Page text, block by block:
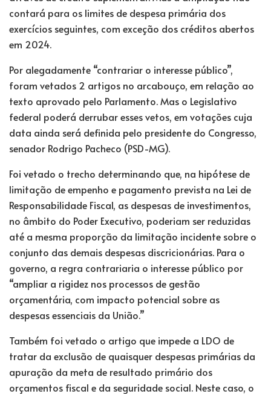
contará para os limites de despesa primária dos
exercícios seguintes, com exceção dos créditos abertos
em 2024.
Por alegadamente “contrariar o interesse público”,
foram vetados 2 artigos no arcabouço, em relação ao
texto aprovado pelo Parlamento. Mas o Legislativo
federal poderá derrubar esses vetos, em votações cuja
data ainda será definida pelo presidente do Congresso,
senador Rodrigo Pacheco (PSD-MG).
Foi vetado o trecho determinando que, na hipótese de
limitação de empenho e pagamento prevista na Lei de
Responsabilidade Fiscal, as despesas de investimentos,
no âmbito do Poder Executivo, poderiam ser reduzidas
até a mesma proporção da limitação incidente sobre o
conjunto das demais despesas discricionárias. Para o
governo, a regra contrariaria o interesse público por
“ampliar a rigidez nos processos de gestão
orçamentária, com impacto potencial sobre as
despesas essenciais da União.”
Também foi vetado o artigo que impede a LDO de
tratar da exclusão de quaisquer despesas primárias da
apuração da meta de resultado primário dos
orçamentos fiscal e da seguridade social. Neste caso, o